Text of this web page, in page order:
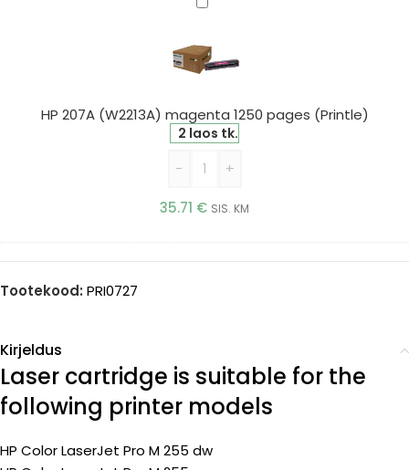
(W2213A)
magenta
pages
(Printle)
HP 207A (W2213A) magenta 1250 pages (Printle)
2 laos tk.
- +
35.71 € SIS. KM
Tootekood: PRI0727
Kirjeldus
Laser cartridge is suitable for the
following printer models
HP Color LaserJet Pro M 255 dw